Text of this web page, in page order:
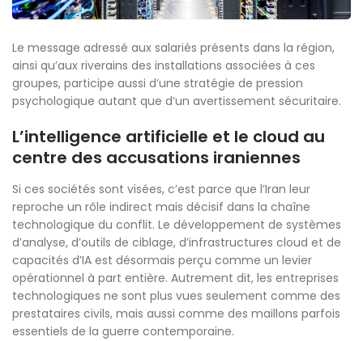
Le message adressé aux salariés présents dans la région,
ainsi qu’aux riverains des installations associées à ces
groupes, participe aussi d’une stratégie de pression
psychologique autant que d’un avertissement sécuritaire.
L’intelligence artificielle et le cloud au
centre des accusations iraniennes
Si ces sociétés sont visées, c’est parce que l’Iran leur
reproche un rôle indirect mais décisif dans la chaîne
technologique du conflit. Le développement de systèmes
d’analyse, d’outils de ciblage, d’infrastructures cloud et de
capacités d’IA est désormais perçu comme un levier
opérationnel à part entière. Autrement dit, les entreprises
technologiques ne sont plus vues seulement comme des
prestataires civils, mais aussi comme des maillons parfois
essentiels de la guerre contemporaine.